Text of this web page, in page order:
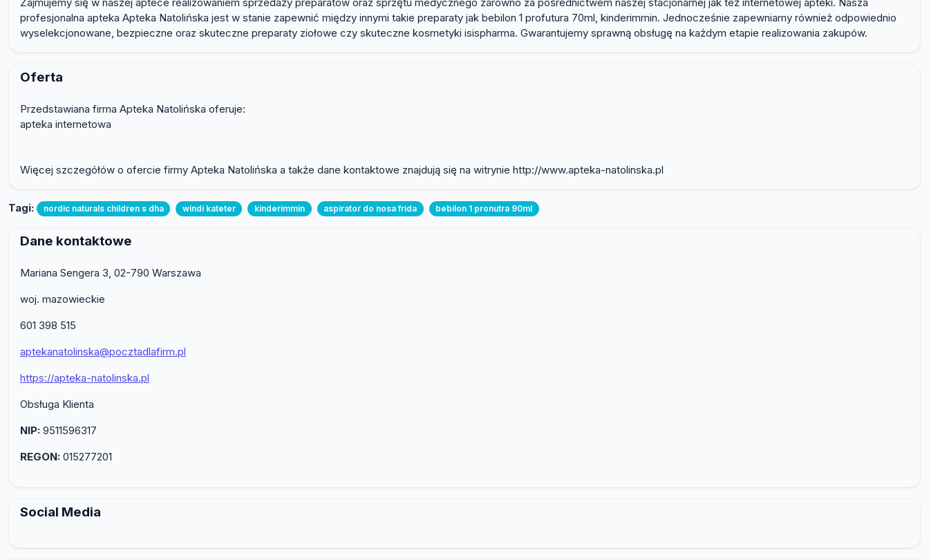
profesjonalna apteka Apteka Natolińska jest w stanie zapewnić między innymi takie preparaty jak bebilon 1 profutura 70ml, kinderimmin. Jednocześnie zapewniamy również odpowiednio
wyselekcjonowane, bezpieczne oraz skuteczne preparaty ziołowe czy skuteczne kosmetyki isispharma. Gwarantujemy sprawną obsługę na każdym etapie realizowania zakupów.
Oferta
Przedstawiana firma Apteka Natolińska oferuje:
apteka internetowa
Więcej szczegółów o ofercie firmy Apteka Natolińska a także dane kontaktowe znajdują się na witrynie http://www.apteka-natolinska.pl
Tagi: nordic naturals children s dha windi kateter kinderimmin aspirator do nosa frida bebilon 1 pronutra 90ml
Dane kontaktowe
Mariana Sengera 3, 02-790 Warszawa
woj. mazowieckie
601 398 515
aptekanatolinska@pocztadlafirm.pl
https://apteka-natolinska.pl
Obsługa Klienta
NIP: 9511596317
REGON: 015277201
Social Media